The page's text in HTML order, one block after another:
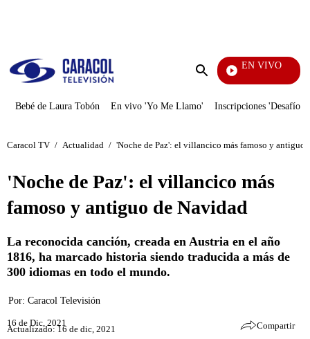
Enviar
EN VIVO
EFÉ
Bebé de Laura Tobón En vivo 'Yo Me Llamo' Inscripciones 'Desafío'
Caracol TV / Actualidad / 'Noche de Paz': el villancico más famoso y antiguo
'Noche de Paz': el villancico más
famoso y antiguo de Navidad
La reconocida canción, creada en Austria en el año
1816, ha marcado historia siendo traducida a más de
300 idiomas en todo el mundo.
Por: Caracol Televisión
16 de Dic, 2021
Actualizado: 16 de dic, 2021 Compartir